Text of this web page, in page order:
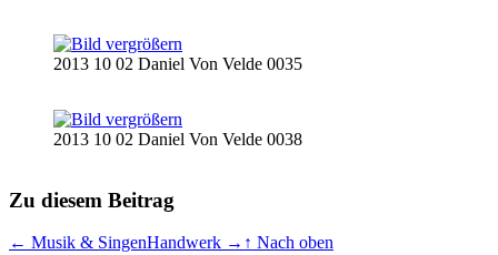
2013 10 02 Daniel Von Velde 0035
2013 10 02 Daniel Von Velde 0038
Zu diesem Beitrag
← Musik & SingenHandwerk → ↑ Nach oben